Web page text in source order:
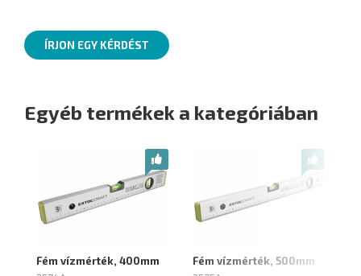
ÍRJON EGY KÉRDÉST
Egyéb termékek a kategóriában
Fém vízmérték, 400mm
Fém vízmérték, 500mm